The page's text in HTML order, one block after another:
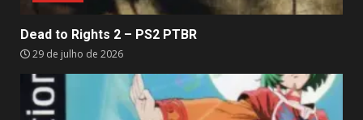
Dead to Rights 2 – PS2 PTBR
29 de julho de 2026